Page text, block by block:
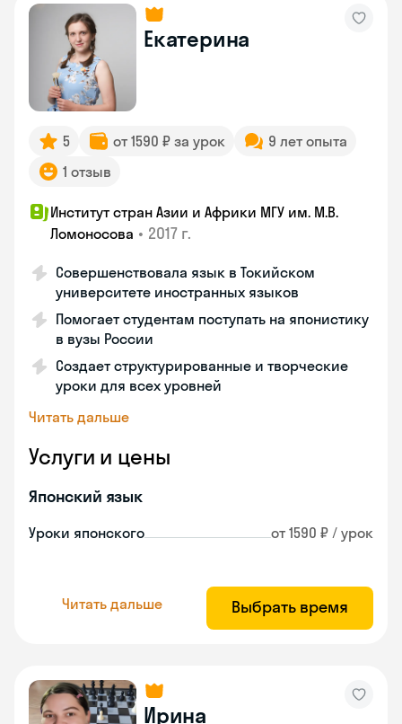
Екатерина
5 от 1590 ₽ за урок
9 лет опыта
1 отзыв
Институт стран Азии и Африки МГУ им. М.В.
Ломоносова • 2017 г.
Совершенствовала язык в Токийском
университете иностранных языков
Помогает студентам поступать на японистику
в вузы России
Создает структурированные и творческие
уроки для всех уровней
Читать дальше
Услуги и цены
Японский язык
Уроки японского от 1590 ₽ / урок
Читать дальше Выбрать время
Ирина